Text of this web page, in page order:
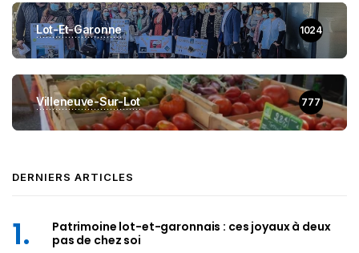
Lot-Et-Garonne 1024
Villeneuve-Sur-Lot 777
DERNIERS ARTICLES
Patrimoine lot-et-garonnais : ces joyaux à deux
pas de chez soi